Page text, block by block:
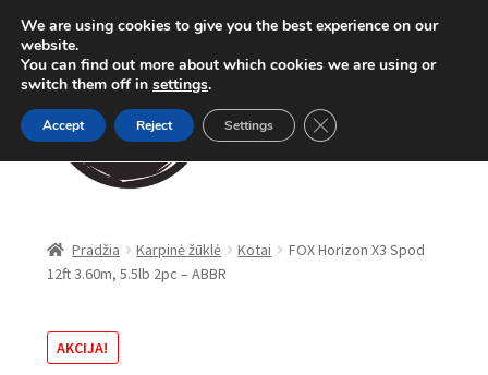
Pereiti
prie
meniu
Pereiti
prie
turinio
Karpinė žūklė
Dugninė žūklė
Pradžia Karpinė žūklė Kotai
FOX Horizon X3 Spod
12ft 3.60m, 5.5lb 2pc – ABBR
AKCIJA!
We are using cookies to give you the best experience on our
website.
You can find out more about which cookies we are using or
switch them off in settings.
Accept Reject Settings Close GDPR Cookie